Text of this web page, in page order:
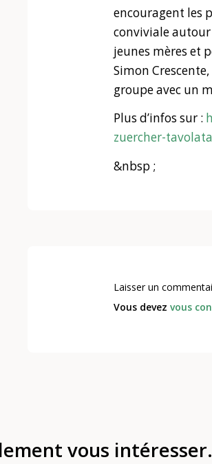
encouragent les
conviviale autour
jeunes mères et
Simon
groupe avec un
Plus d’infos sur :
zuercher-
&nbsp ;
Laisser un
Vous devez vous
vous intéresser.